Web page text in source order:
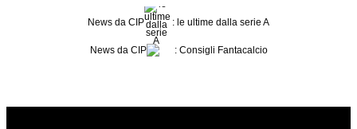
News da CIP : le ultime dalla serie A
News da CIP : Consigli Fantacalcio